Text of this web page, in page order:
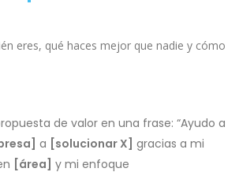
eres, qué haces mejor que nadie y cómo
de valor en una frase: “Ayudo a
a [solucionar X] gracias a mi
[área] y mi enfoque